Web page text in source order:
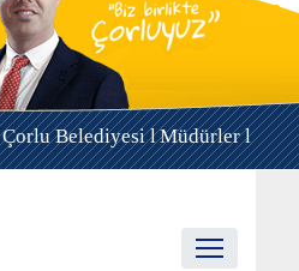
Çorlu Belediyesi lMüdürler l